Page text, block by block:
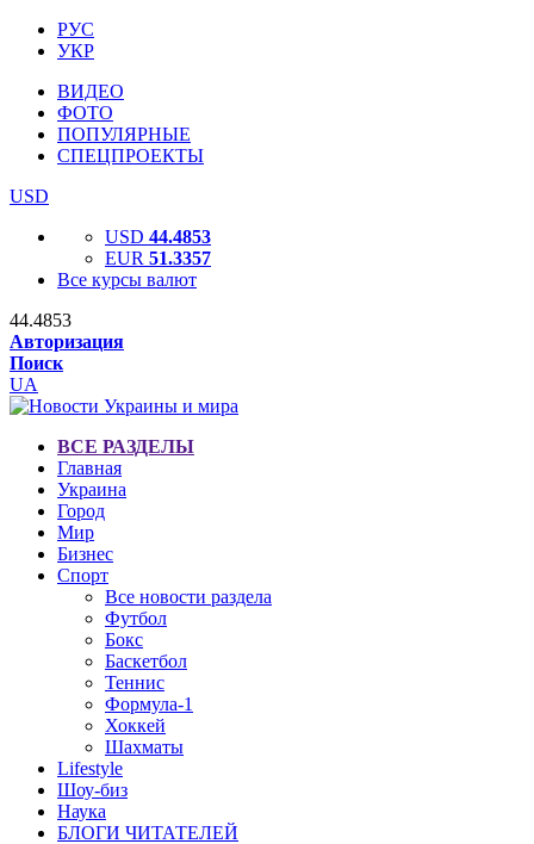
РУС
УКР
ВИДЕО
ФОТО
ПОПУЛЯРНЫЕ
СПЕЦПРОЕКТЫ
USD
USD 44.4853
EUR 51.3357
Все курсы валют
44.4853
Авторизация
Поиск
UA
ВСЕ РАЗДЕЛЫ
Главная
Украина
Город
Мир
Бизнес
Спорт
Все новости раздела
Футбол
Бокс
Баскетбол
Теннис
Формула-1
Хоккей
Шахматы
Lifestyle
Шоу-биз
Наука
БЛОГИ ЧИТАТЕЛЕЙ